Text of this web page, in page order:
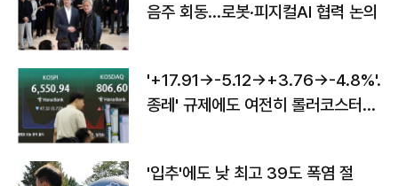
음주 회동…로봇·피지컬AI 협력 논의
'+17.91→-5.12→+3.76→-4.8%'…'
종레' 규제에도 여전히 롤러코스터
'입추'에도 낮 최고 39도 폭염 절